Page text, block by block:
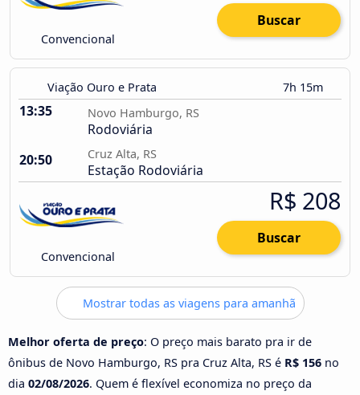
Convencional
Buscar
Viação Ouro e Prata 7h 15m
13:35 Novo Hamburgo, RS
Rodoviária
20:50
Cruz Alta, RS
Estação Rodoviária
Convencional
R$ 208
Buscar
Mostrar todas as viagens para amanhã
Melhor oferta de preço: O preço mais barato pra ir de
ônibus de Novo Hamburgo, RS pra Cruz Alta, RS é R$ 156 no
dia 02/08/2026. Quem é flexível economiza no preço da